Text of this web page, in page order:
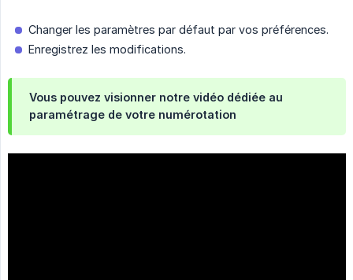
Changer les paramètres par défaut par vos préférences.
Enregistrez les modifications.
Vous pouvez visionner notre vidéo dédiée au
paramétrage de votre numérotation